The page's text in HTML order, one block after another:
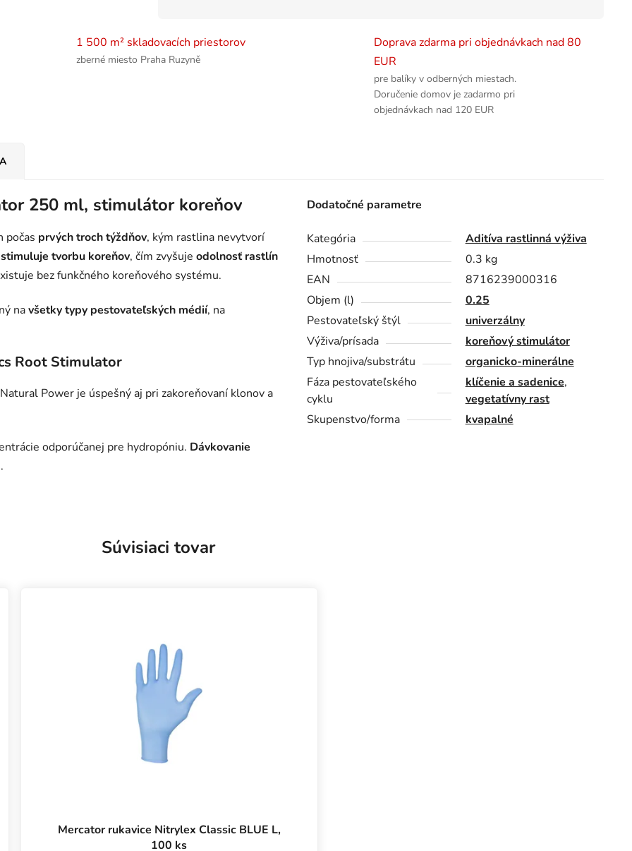
1 500 m² skladovacích priestorov
zberné miesto Praha Ruzyně
Doprava zdarma pri objednávkach nad 80
EUR
pre balíky v odberných miestach.
Doručenie domov je zadarmo pri
objednávkach nad 120 EUR
250 ml, stimulátor koreňov
počas prvých troch týždňov, kým rastlina nevytvorí
stimuluje tvorbu koreňov, čím zvyšuje odolnosť rastlín
bez funkčného koreňového systému.
navšetky typy pestovateľských médií, na
Root Stimulator
Power je úspešný aj pri zakoreňovaní klonov a
odporúčanej pre hydropóniu. Dávkovanie
Dodatočné parametre
Kategória
Aditíva rastlinná výživa
Hmotnosť
0.3 kg
EAN
8716239000316
Objem (l)
0.25
Pestovateľský štýl
univerzálny
Výživa/prísada
koreňový stimulátor
Typ hnojiva/substrátu
organicko-minerálne
Fáza pestovateľského
cyklu
klíčenie a sadenice,
vegetatívny rast
Skupenstvo/forma
kvapalné
Súvisiaci tovar
Mercator rukavice Nitrylex Classic BLUE L,
100 ks